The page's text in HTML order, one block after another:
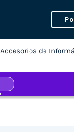
Accesorios de